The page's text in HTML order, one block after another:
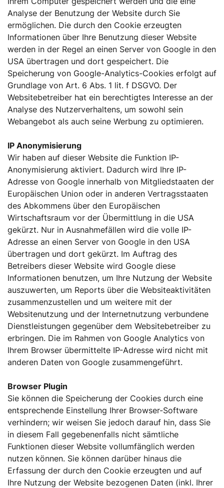
Analyse der Benutzung der Website durch Sie
ermöglichen. Die durch den Cookie erzeugten
Informationen über Ihre Benutzung dieser Website
werden in der Regel an einen Server von Google in den
USA übertragen und dort gespeichert. Die
Speicherung von Google-Analytics-Cookies erfolgt auf
Grundlage von Art. 6 Abs. 1 lit. f DSGVO. Der
Websitebetreiber hat ein berechtigtes Interesse an der
Analyse des Nutzerverhaltens, um sowohl sein
Webangebot als auch seine Werbung zu optimieren.
IP Anonymisierung
Wir haben auf dieser Website die Funktion IP-
Anonymisierung aktiviert. Dadurch wird Ihre IP-
Adresse von Google innerhalb von Mitgliedstaaten der
Europäischen Union oder in anderen Vertragsstaaten
des Abkommens über den Europäischen
Wirtschaftsraum vor der Übermittlung in die USA
gekürzt. Nur in Ausnahmefällen wird die volle IP-
Adresse an einen Server von Google in den USA
übertragen und dort gekürzt. Im Auftrag des
Betreibers dieser Website wird Google diese
Informationen benutzen, um Ihre Nutzung der Website
auszuwerten, um Reports über die Websiteaktivitäten
zusammenzustellen und um weitere mit der
Websitenutzung und der Internetnutzung verbundene
Dienstleistungen gegenüber dem Websitebetreiber zu
erbringen. Die im Rahmen von Google Analytics von
Ihrem Browser übermittelte IP-Adresse wird nicht mit
anderen Daten von Google zusammengeführt.
Browser Plugin
Sie können die Speicherung der Cookies durch eine
entsprechende Einstellung Ihrer Browser-Software
verhindern; wir weisen Sie jedoch darauf hin, dass Sie
in diesem Fall gegebenenfalls nicht sämtliche
Funktionen dieser Website vollumfänglich werden
nutzen können. Sie können darüber hinaus die
Erfassung der durch den Cookie erzeugten und auf
Ihre Nutzung der Website bezogenen Daten (inkl. Ihrer